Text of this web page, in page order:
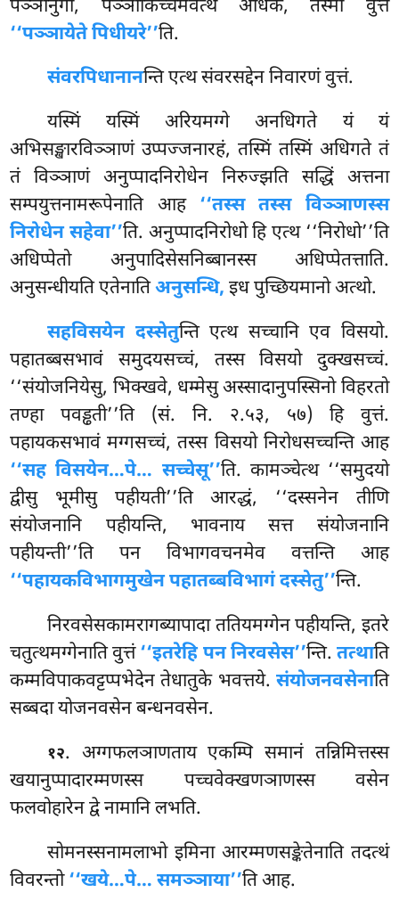
पञ्ञानुगा, पञ्ञाकिच्चमेवेत्थ अधिकं, तस्मा वुत्तं
‘‘पञ्ञायेते पिधीयरे’’ति.
संवरपिधानानन्ति एत्थ संवरसद्देन निवारणं वुत्तं.
यस्मिंयस्मिं अरियमग्गे अनधिगते यं यं
अभिसङ्खारविञ्ञाणं उप्पज्जनारहं, तस्मिं तस्मिं अधिगते तं
तं विञ्ञाणं अनुप्पादनिरोधेन निरुज्झति सद्धिं अत्तना
सम्पयुत्तनामरूपेनाति आह ‘‘तस्स तस्स विञ्ञाणस्स
निरोधेन सहेवा’’ति. अनुप्पादनिरोधो हि एत्थ ‘‘निरोधो’’ति
अधिप्पेतो अनुपादिसेसनिब्बानस्स अधिप्पेतत्ताति.
अनुसन्धीयति एतेनातिअनुसन्धि, इध पुच्छियमानो अत्थो.
सहविसयेन दस्सेतुन्ति एत्थ सच्चानि एव विसयो.
पहातब्बसभावं समुदयसच्चं, तस्स विसयो दुक्खसच्चं.
‘‘संयोजनियेसु, भिक्खवे, धम्मेसु अस्सादानुपस्सिनो विहरतो
तण्हा पवड्ढती’’ति (सं. नि. २.५३, ५७) हि वुत्तं.
पहायकसभावं मग्गसच्चं, तस्स विसयो निरोधसच्चन्ति आह
‘‘सह विसयेन…पे… सच्चेसू’’ति. कामञ्चेत्थ ‘‘समुदयो
द्वीसु भूमीसु पहीयती’’ति आरद्धं, ‘‘दस्सनेन तीणि
संयोजनानि पहीयन्ति, भावनाय सत्त संयोजनानि
पहीयन्ती’’ति पन विभागवचनमेव वत्तन्ति आह
‘‘पहायकविभागमुखेन पहातब्बविभागं दस्सेतु’’न्ति.
निरवसेसकामरागब्यापादा ततियमग्गेन पहीयन्ति, इतरे
चतुत्थमग्गेनाति वुत्तं‘‘इतरेहि पन निरवसेस’’न्ति. तत्थाति
कम्मविपाकवट्टप्पभेदेन तेधातुके भवत्तये. संयोजनवसेनाति
सब्बदा योजनवसेन बन्धनवसेन.
१२. अग्गफलञाणताय एकम्पि समानं तन्निमित्तस्स
खयानुप्पादारम्मणस्स पच्चवेक्खणञाणस्स वसेन
फलवोहारेन द्वे नामानि लभति.
सोमनस्सनामलाभो इमिना आरम्मणसङ्केतेनाति तदत्थं
विवरन्तो‘‘खये…पे… समञ्ञाया’’ति आह.